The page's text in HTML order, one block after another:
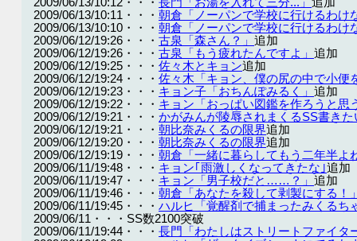
2009/06/13/10:11・・・ 朝倉「ノーパンで学校に行けるわけ
2009/06/13/10:10・・・ 朝倉「ノーパンで学校に行けるわけ
2009/06/12/19:26・・・ 古泉「森さん？」 追加
2009/06/12/19:26・・・ 古泉「もう疲れたんですよ」 追加
2009/06/12/19:25・・・ 佐々木とキョン追加
2009/06/12/19:24・・・ 佐々木「キョン、僕の尻の中で小便
2009/06/12/19:23・・・ キョン子「おちんぽみるく」 追加
2009/06/12/19:22・・・ キョン「おっぱい図鑑を作ろうと思
2009/06/12/19:21・・・ かがみんが陵辱されまくるSS書きた
2009/06/12/19:21・・・ 朝比奈みくるの限界追加
2009/06/12/19:20・・・ 朝比奈みくるの限界追加
2009/06/12/19:19・・・ 朝倉「一緒に暮らしてもう二年半よ
2009/06/11/19:48・・・ キョン｢雨激しくなってきたな｣追加
2009/06/11/19:47・・・ キョン「男子校だと……？」 追加
2009/06/11/19:46・・・ 朝倉「あなたを殺して剥製にする！」
2009/06/11/19:45・・・ ハルヒ「覚醒剤で捕まったみくるち
2009/06/11・・・SS数2100突破
2009/06/11/19:44・・・ 長門「わたしはストリートファイタ